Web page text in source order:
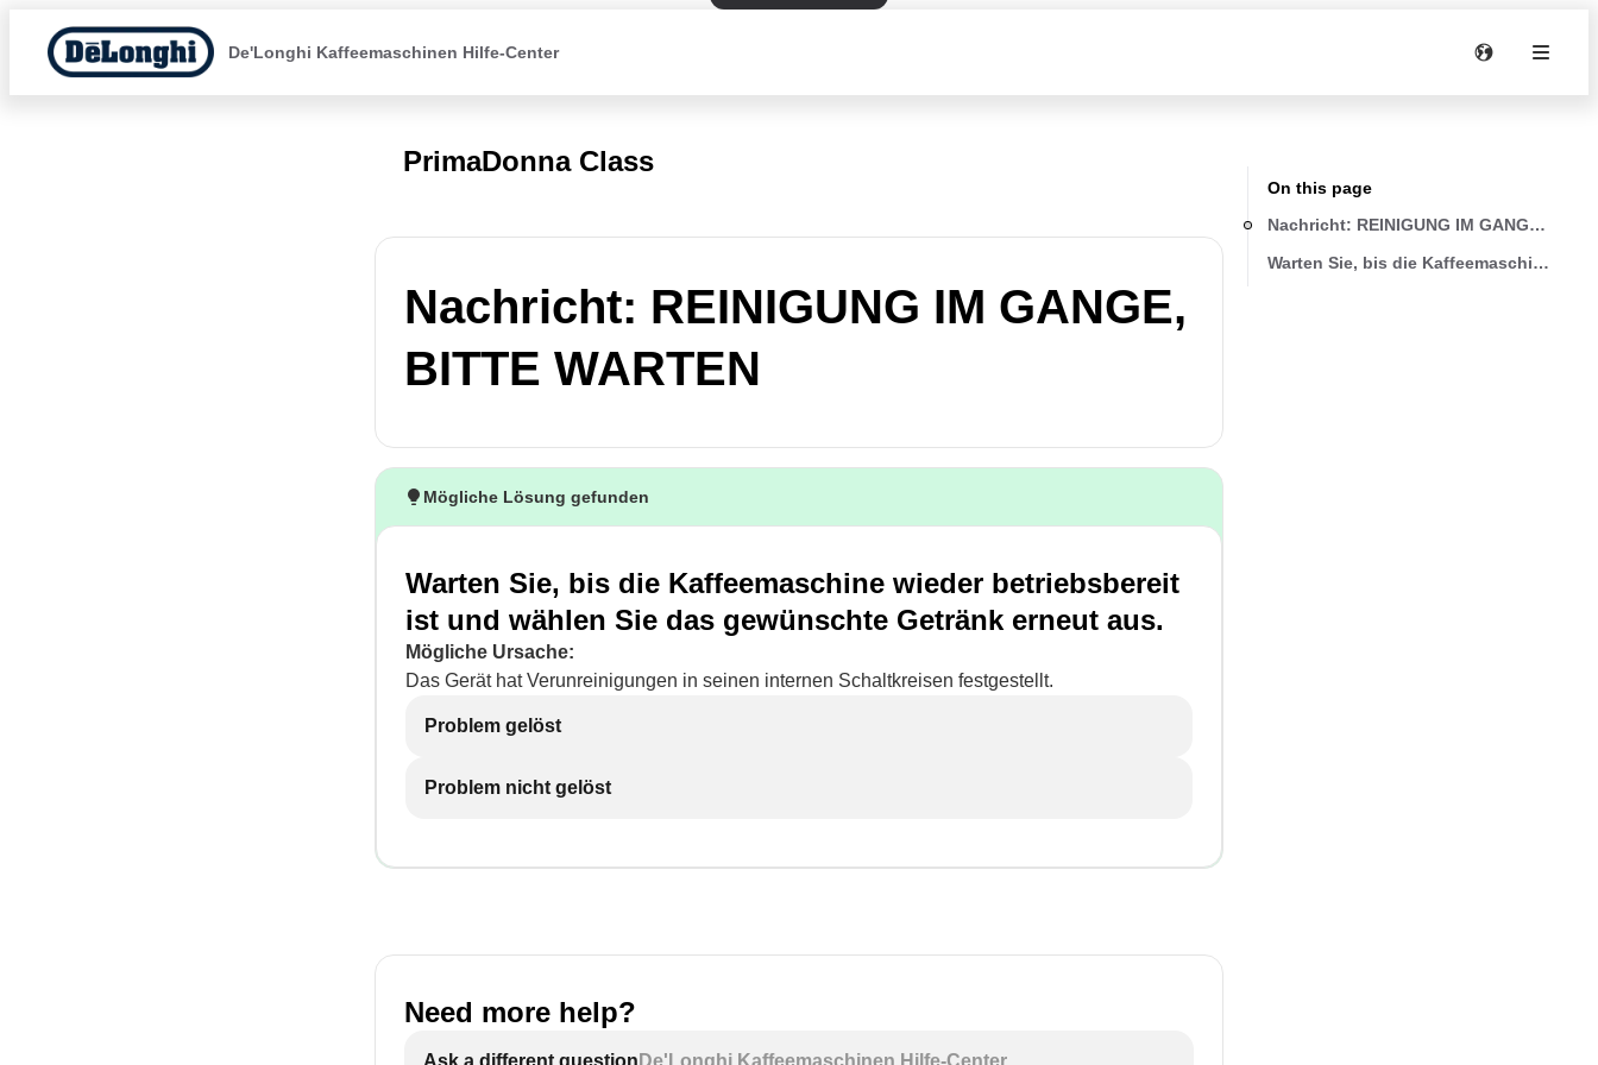
De'Longhi Kaffeemaschinen Hilfe-Center
PrimaDonna Class
Nachricht: REINIGUNG IM GANGE,
BITTE WARTEN
Mögliche Lösung gefunden
Warten Sie, bis die Kaffeemaschine wieder betriebsbereit
ist und wählen Sie das gewünschte Getränk erneut aus.
Mögliche Ursache:
Das Gerät hat Verunreinigungen in seinen internen Schaltkreisen festgestellt.
Problem gelöst
Problem nicht gelöst
Need more help?
Ask a different question De'Longhi Kaffeemaschinen Hilfe-Center
On this page
Nachricht: REINIGUNG IM GANGE,
Warten Sie, bis die Kaffeemaschine